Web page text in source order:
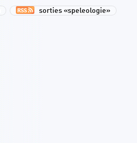
sorties «speleologie»